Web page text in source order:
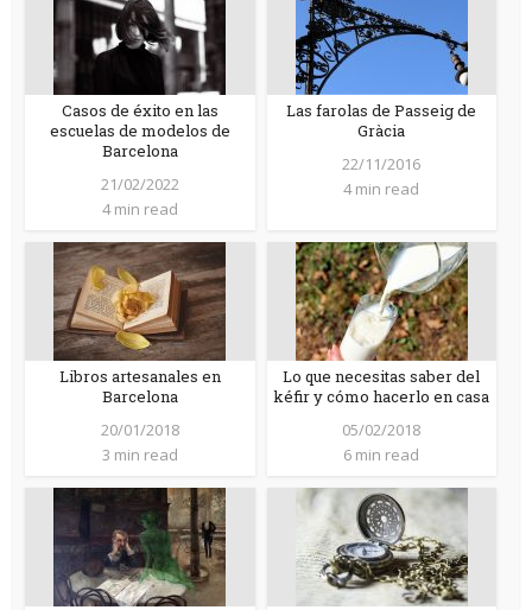
Casos de éxito en las
escuelas de modelos de
Barcelona
21/02/2022
4 min read
Las farolas de Passeig de
Gràcia
22/11/2016
4 min read
Libros artesanales en
Barcelona
20/01/2018
3 min read
Lo que necesitas saber del
kéfir y cómo hacerlo en casa
05/02/2018
6 min read